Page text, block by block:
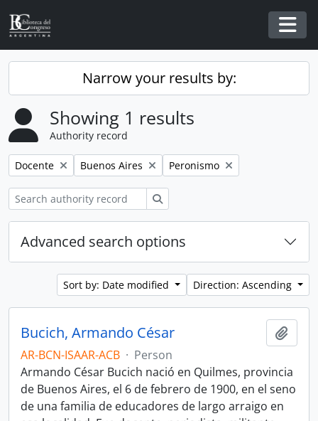
Skip to main content
Narrow your results by:
Showing 1 results
Authority record
Remove filter:
Docente Remove filter:
Buenos Aires Remove filter:
Peronismo
Advanced search options
Sort by: Date modified Direction: Ascending
Bucich, Armando César
AR-BCN-ISAAR-ACB · Person
Armando César Bucich nació en Quilmes, provincia
de Buenos Aires, el 6 de febrero de 1900, en el seno
de una familia de educadores de largo arraigo en